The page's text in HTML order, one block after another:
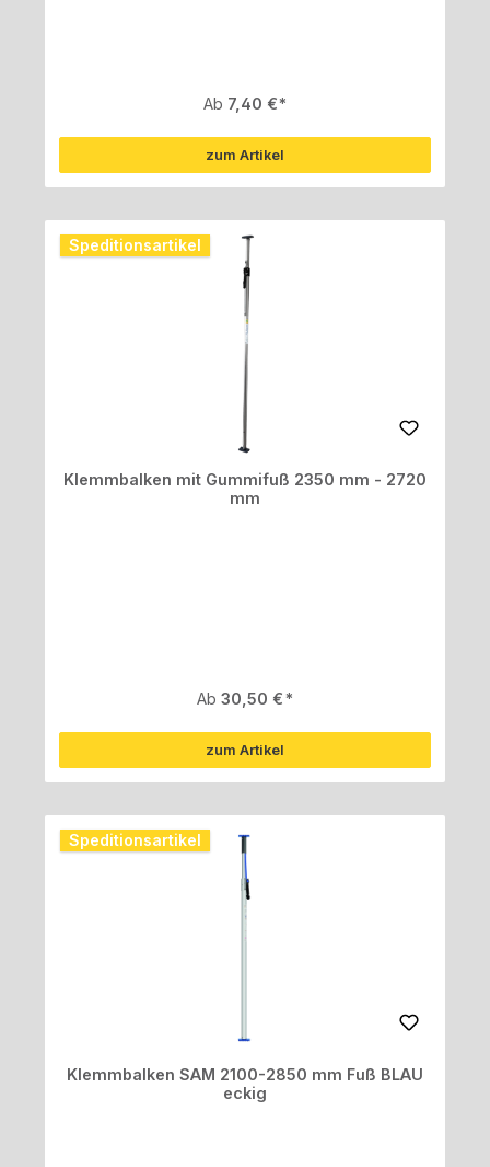
Regulärer Preis:
Ab 7,40 €
zum Artikel
Speditionsartikel
Klemmbalken mit Gummifuß 2350 mm - 2720
mm
Regulärer Preis:
Ab30,50 €
zum Artikel
Speditionsartikel
Klemmbalken SAM 2100-2850 mm Fuß BLAU
eckig